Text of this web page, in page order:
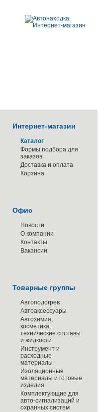
Интернет-магазин
Каталог
Формы подбора для
заказов
Доставка и оплата
Корзина
Офис
Новости
О компании
Контакты
Вакансии
Товарные группы
Автоподогрев
Автоаксессуары
Автохимия,
косметика,
технические составы
и жидкости
Инструмент и
расходные
материалы
Изоляционные
материалы и готовые
изделия
Комплектующие для
авто-сигнализаций и
охранных систем